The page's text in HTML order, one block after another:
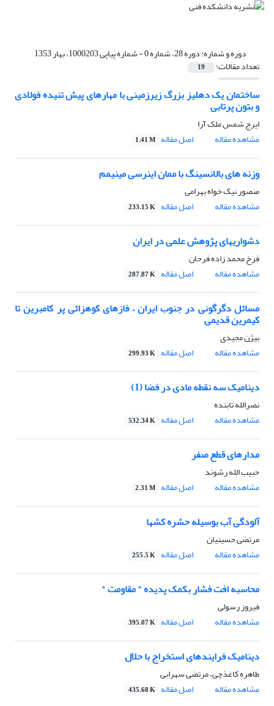
دوره و شماره:دوره 28، شماره 0 - شماره پیاپی 1000203، بهار 1353
تعداد مقالات: 19
ساختمان یک دهلیز بزرگ زیرزمینی با مهارهای پیش تنیده فولادی
و بتون پرتابی
ایرج شمس ملک آرا
مشاهده مقاله
اصل مقاله 1.41 M
وزنه های بالانسینگ با ممان اینرسی مینیمم
منصور نیک خواه بهرامی
مشاهده مقاله
اصل مقاله 233.15 K
دشواریهای پژوهش علمی در ایران
فرخ محمد زاده فرحان
مشاهده مقاله
اصل مقاله 287.87 K
مسائل دگرگونی در جنوب ایران – فازهای کوهزائی پر کامبرین تا
کیمرین قدیمی
بیژن مجیدی
مشاهده مقاله
اصل مقاله 299.93 K
دینامیک سه نقطه مادی در فضا (1)
نصرالله تابنده
مشاهده مقاله
اصل مقاله 532.34 K
مدارهای قطع صفر
حبیب الله رشوند
مشاهده مقاله
اصل مقاله 2.31 M
آلودگی آب بوسیله حشره کشها
مرتضی حسینیان
مشاهده مقاله
اصل مقاله 255.5 K
محاسبه افت فشار بکمک پدیده " مقاومت "
فیروز رسولی
مشاهده مقاله
اصل مقاله 395.07 K
دینامیک فرایندهای استخراج با حلال
طاهره کاغذچی، مرتضی سهرابی
مشاهده مقاله
اصل مقاله 435.68 K